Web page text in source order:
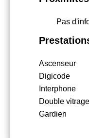
Pas
Ascenseur
Digicode
Interphone
Double vitrage
Gardien